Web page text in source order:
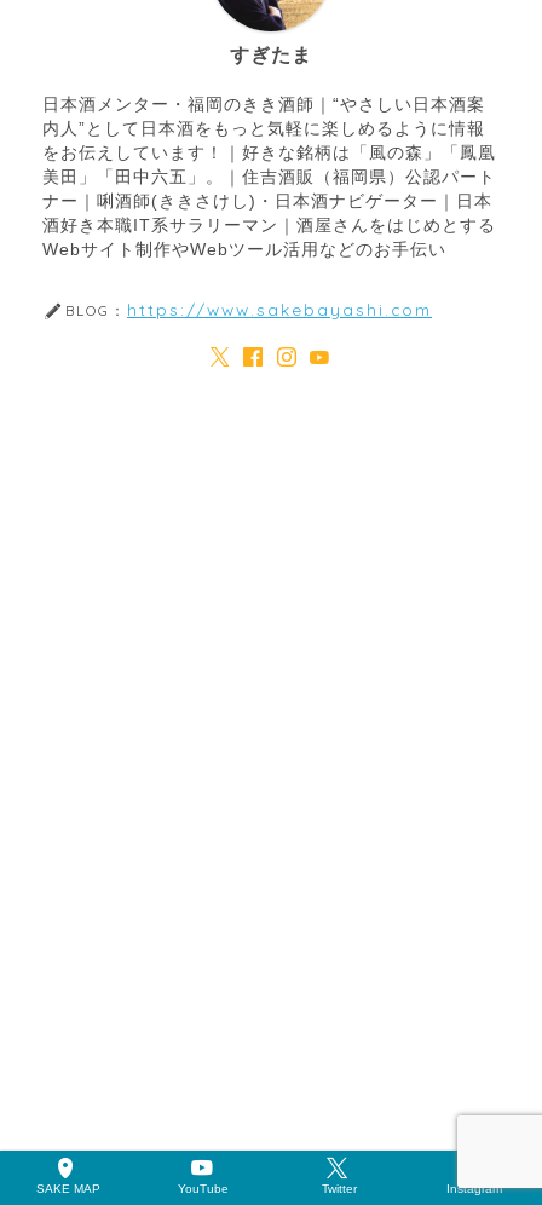
すぎたま
日本酒メンター・福岡のきき酒師｜“やさしい日本酒案
内人”として日本酒をもっと気軽に楽しめるように情報
をお伝えしています！｜好きな銘柄は「風の森」「鳳凰
美田」「田中六五」。｜住吉酒販（福岡県）公認パート
ナー｜唎酒師(ききさけし)・日本酒ナビゲーター｜日本
酒好き本職IT系サラリーマン｜酒屋さんをはじめとする
Webサイト制作やWebツール活用などのお手伝い
BLOG： https://www.sakebayashi.com
SAKE MAP YouTube Twitter Instagram